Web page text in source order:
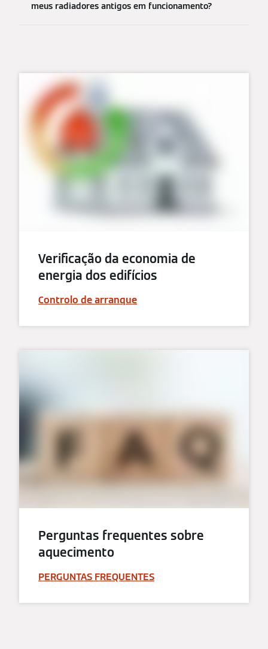
meus radiadores antigos em funcionamento?
Verificação da economia de
energia dos edifícios
Controlo de arranque
Perguntas frequentes sobre
aquecimento
PERGUNTAS FREQUENTES